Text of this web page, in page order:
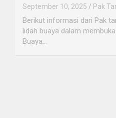
September 10, 2025 Pak
Berikut informasi dari Pak
lidah buaya dalam
Buaya…